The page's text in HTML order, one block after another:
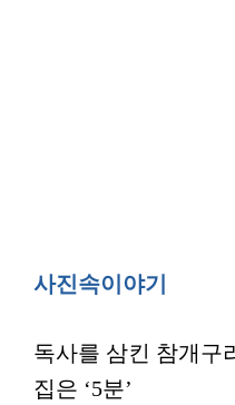
사진속이야기
독사를 삼킨 참개구
집은 ‘5분’